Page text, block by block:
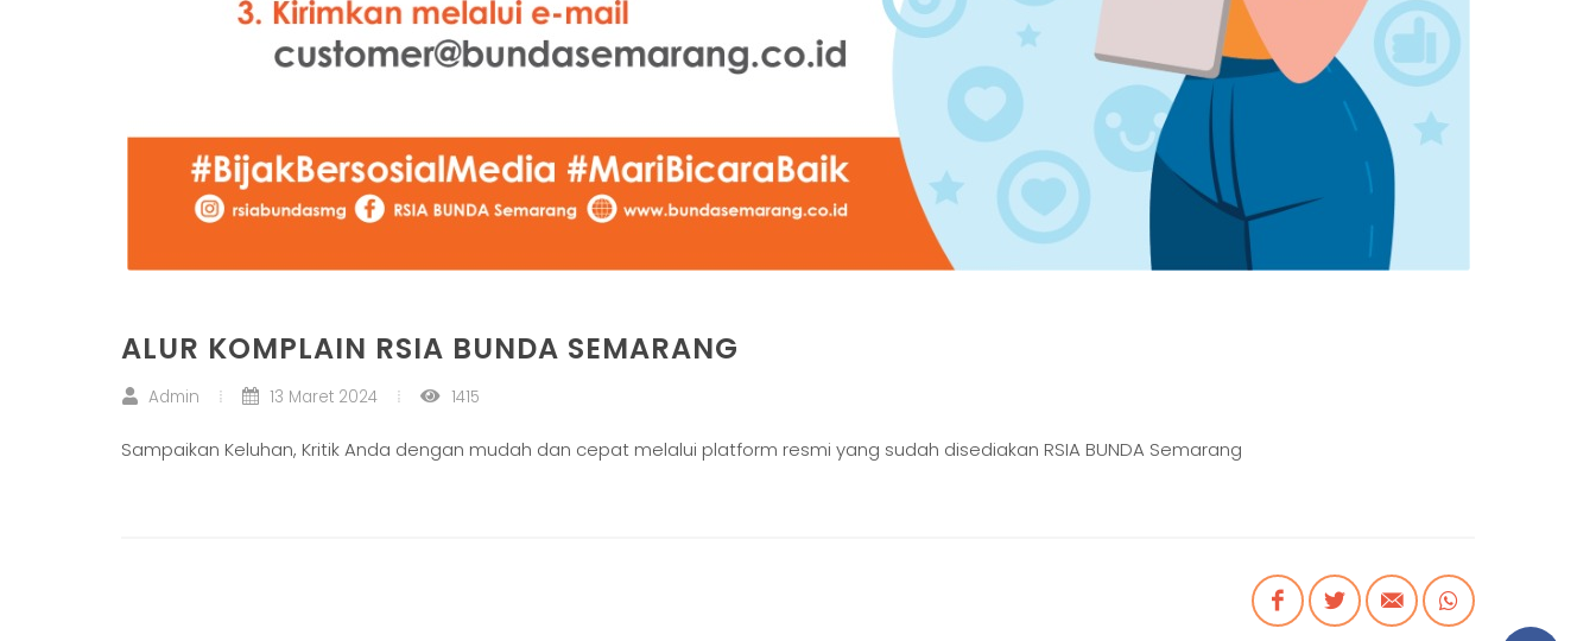
ALUR KOMPLAIN RSIA BUNDA SEMARANG
Admin 13 Maret 2024 1415
Sampaikan Keluhan, Kritik Anda dengan mudah dan cepat melalui platform resmi yang sudah disediakan RSIA BUNDA Semarang